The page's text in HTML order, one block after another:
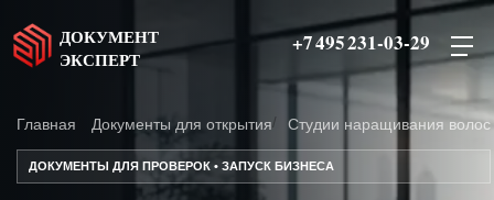
ДОКУМЕНТ
ЭКСПЕРТ
+7 495 231-03-29
Главная Документы для открытия Студии наращивания волос
ДОКУМЕНТЫ ДЛЯ ПРОВЕРОК • ЗАПУСК БИЗНЕСА